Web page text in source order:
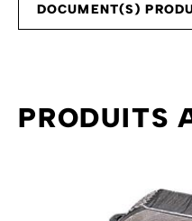
DOCUMENT(S)
PRODUITS